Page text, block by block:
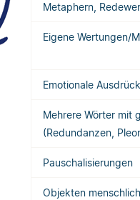
Metaphern,
Eigene Wertungen/
Emotionale
Mehrere Wörter mit
(Redundanzen,
Pauschalisierungen
Objekten